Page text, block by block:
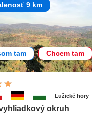
9 km
tam Chcem tam
Lužické hory
okruh